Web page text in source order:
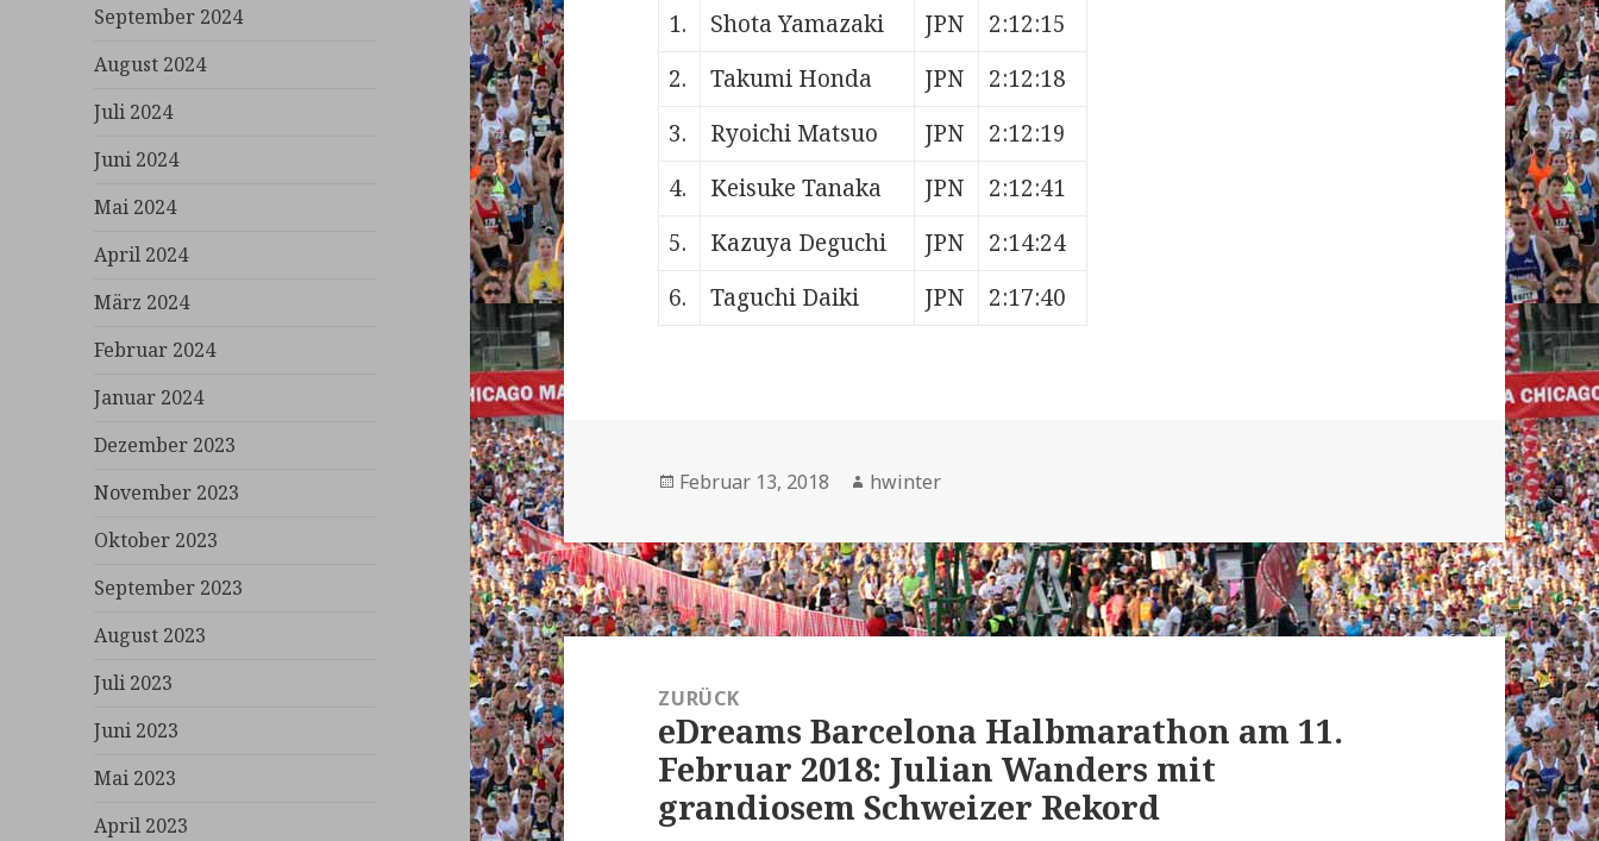
September 2024
August 2024
Juli 2024
Juni 2024
Mai 2024
April 2024
März 2024
Februar 2024
Januar 2024
Dezember 2023
November 2023
Oktober 2023
September 2023
August 2023
Juli 2023
Juni 2023
Mai 2023
April 2023
1.
Shota Yamazaki JPN
2:12:15
2.
Takumi Honda JPN
2:12:18
3.
Ryoichi Matsuo JPN
2:12:19
4.
Keisuke Tanaka JPN
2:12:41
5.
Kazuya Deguchi JPN
2:14:24
6.
Taguchi Daiki JPN 2:17:40
Veröffentlicht
Februar 13, 2018 Autor
hwinter
Beitrags-
NavigationZURÜCK
Vorheriger
Beitrag:
eDreams Barcelona Halbmarathon am 11.
Februar 2018: Julian Wanders mit
grandiosem Schweizer Rekord